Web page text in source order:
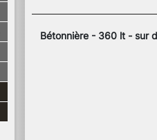
Bétonnière - 360 lt - sur